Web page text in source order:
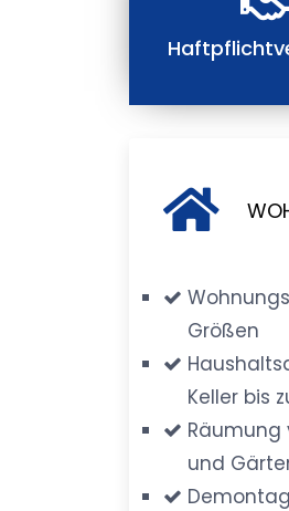
Größen
Keller bis
Räumung
und